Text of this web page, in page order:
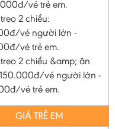
vé trẻ em.
2 chiều:
vé người lớn -
vé trẻ em.
2 chiều &amp; ăn
vé người lớn -
vé trẻ em.
GIÁ TRẺ EM